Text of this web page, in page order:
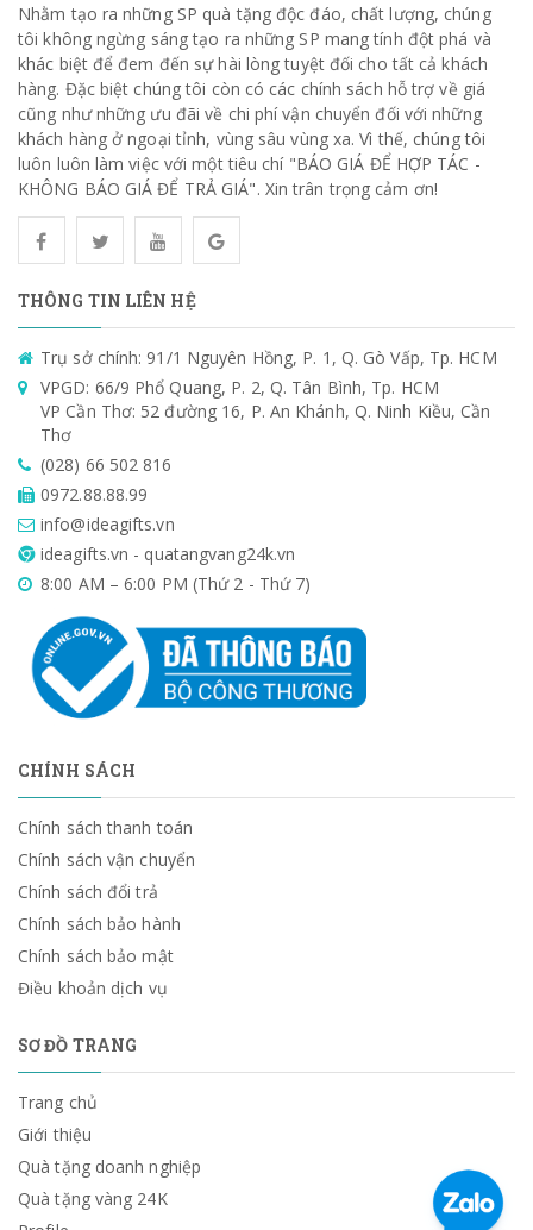
Nhằm tạo ra những SP quà tặng độc đáo, chất lượng, chúng
tôi không ngừng sáng tạo ra những SP mang tính đột phá và
khác biệt để đem đến sự hài lòng tuyệt đối cho tất cả khách
hàng. Đặc biệt chúng tôi còn có các chính sách hỗ trợ về giá
cũng như những ưu đãi về chi phí vận chuyển đối với những
khách hàng ở ngoại tỉnh, vùng sâu vùng xa. Vì thế, chúng tôi
luôn luôn làm việc với một tiêu chí "BÁO GIÁ ĐỂ HỢP TÁC -
KHÔNG BÁO GIÁ ĐỂ TRẢ GIÁ". Xin trân trọng cảm ơn!
THÔNG TIN LIÊN HỆ
Trụ sở chính: 91/1 Nguyên Hồng, P. 1, Q. Gò Vấp, Tp. HCM
VPGD: 66/9 Phổ Quang, P. 2, Q. Tân Bình, Tp. HCM
VP Cần Thơ: 52 đường 16, P. An Khánh, Q. Ninh Kiều, Cần
Thơ
(028) 66 502 816
0972.88.88.99
info@ideagifts.vn
ideagifts.vn - quatangvang24k.vn
8:00 AM – 6:00 PM (Thứ 2 - Thứ 7)
CHÍNH SÁCH
Chính sách thanh toán
Chính sách vận chuyển
Chính sách đổi trả
Chính sách bảo hành
Chính sách bảo mật
Điều khoản dịch vụ
SƠ ĐỒ TRANG
Trang chủ
Giới thiệu
Quà tặng doanh nghiệp
Quà tặng vàng 24K